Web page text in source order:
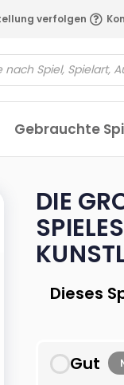
verfolgen
Gebrauchte
DIE
Dieses
Gut